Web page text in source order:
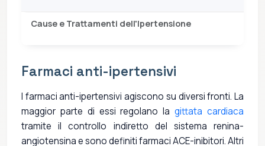
Cause e Trattamenti dell'Ipertensione
Farmaci anti-ipertensivi
I farmaci anti-ipertensivi agiscono su diversi fronti. La
maggior parte di essi regolano lagittata cardiaca
tramite il controllo indiretto del sistema renina-
angiotensina e sono definiti farmaci ACE-inibitori. Altri